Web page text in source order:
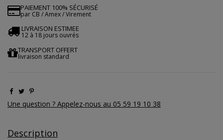
PAIEMENT 100% SÉCURISÉ
par CB / Amex / Virement
LIVRAISON ESTIMEE
12 à 18 jours ouvrés
TRANSPORT OFFERT
livraison standard
Une question ? Appelez-nous au 05 59 19 10 38
Description